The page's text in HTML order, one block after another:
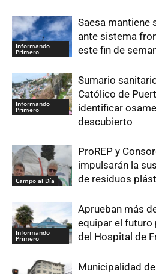
Informando
Primero
Saesa mantiene
ante sistema
este fin de
Informando
Primero
Sumario
Católico de
identificar
descubierto
Campo al Día
ProREP y
impulsarán la
de residuos
Informando
Primero
Aprueban más
equipar el futuro
del Hospital de
Municipalidad